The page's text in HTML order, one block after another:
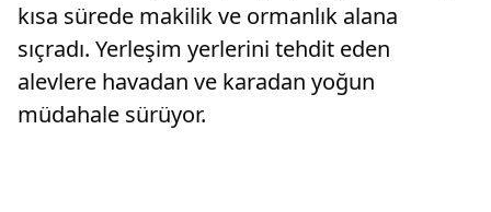
kısa sürede makilik ve ormanlık alana
sıçradı. Yerleşim yerlerini tehdit eden
alevlere havadan ve karadan yoğun
müdahale sürüyor.